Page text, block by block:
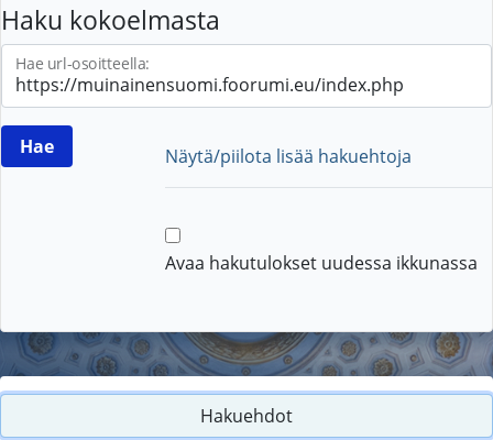
Haku kokoelmasta
Hae url-osoitteella:
Näytä/piilota lisää hakuehtoja
Avaa hakutulokset uudessa ikkunassa
Hakuehdot